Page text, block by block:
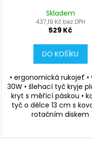
Skladem
437,19 Kč bez DPH
529 Kč
DO KOŠÍKU
• ergonomická rukojeť •
30W • šlehací tyč kryje
kryt s měřící páskou •
tyč o délce 13 cm s
rotačním diskem